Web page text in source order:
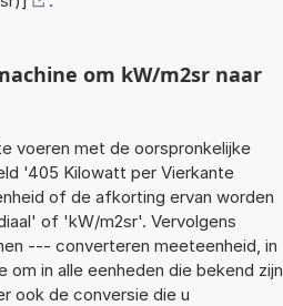
om kW/m2sr naar
voeren met de oorspronkelijke
'405 Kilowatt per Vierkante
of de afkorting ervan worden
of 'kW/m2sr'. Vervolgens
--- converteren meeteenheid, in
in alle eenheden die bekend zijn
ook de conversie die u